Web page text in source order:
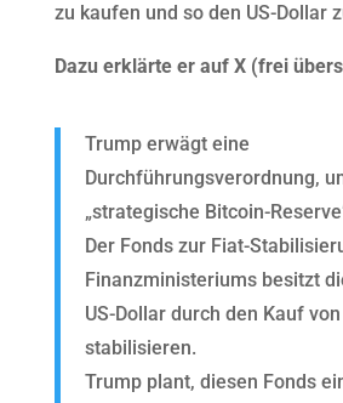
zu kaufen und so den US-Dollar
Dazu erklärte er auf X (frei
Trump erwägt eine
Durchführungsverordnung,
„strategische Bitcoin-
Der Fonds zur Fiat-
Finanzministeriums besitzt
US-Dollar durch den Kauf
stabilisieren.
Trump plant, diesen Fonds